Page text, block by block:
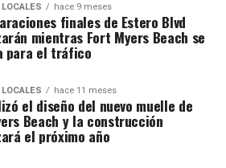
hace 9 meses
finales de Estero Blvd
mientras Fort Myers Beach se
para el tráfico
hace 11 meses
el diseño del nuevo muelle de
Beach y la construcción
el próximo año